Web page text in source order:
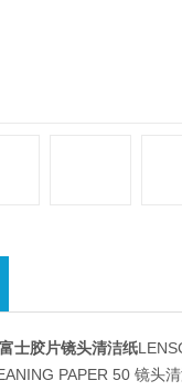
士胶片镜头清洁纸
PAPER 50 镜头